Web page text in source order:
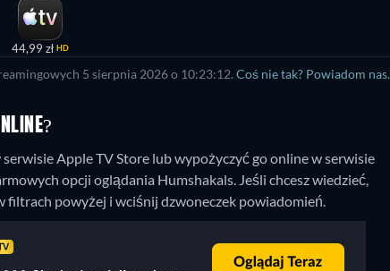
44,99 zł HD
5 sierpnia 2026 o 10:23:12. Coś nie tak? Powiadom nas.
Apple TV Store lub wypożyczyć go online w serwisie
opcji oglądania Humshakals. Jeśli chcesz wiedzieć,
powyżej i wciśnij dzwoneczek powiadomień.